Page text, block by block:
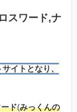
スワード,ナ
イトとなり、
ド(みっくんの